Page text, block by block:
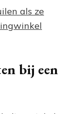
als ze
bij een